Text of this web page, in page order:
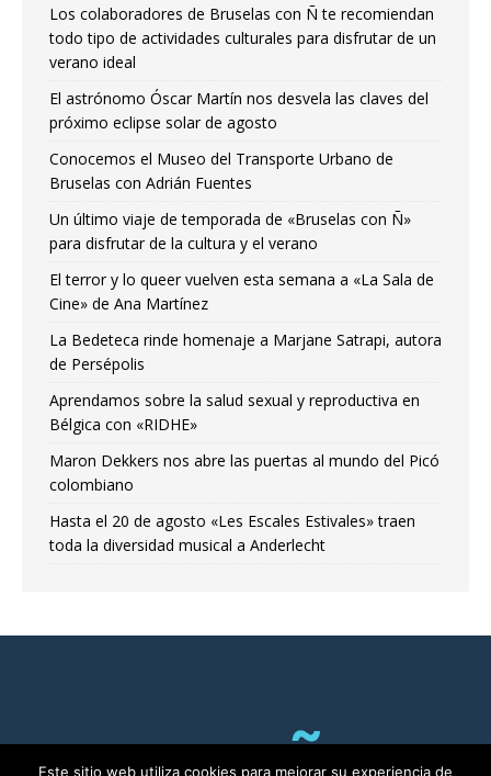
Los colaboradores de Bruselas con Ñ te recomiendan
todo tipo de actividades culturales para disfrutar de un
verano ideal
El astrónomo Óscar Martín nos desvela las claves del
próximo eclipse solar de agosto
Conocemos el Museo del Transporte Urbano de
Bruselas con Adrián Fuentes
Un último viaje de temporada de «Bruselas con Ñ»
para disfrutar de la cultura y el verano
El terror y lo queer vuelven esta semana a «La Sala de
Cine» de Ana Martínez
La Bedeteca rinde homenaje a Marjane Satrapi, autora
de Persépolis
Aprendamos sobre la salud sexual y reproductiva en
Bélgica con «RIDHE»
Maron Dekkers nos abre las puertas al mundo del Picó
colombiano
Hasta el 20 de agosto «Les Escales Estivales» traen
toda la diversidad musical a Anderlecht
Este sitio web utiliza cookies para mejorar su experiencia de